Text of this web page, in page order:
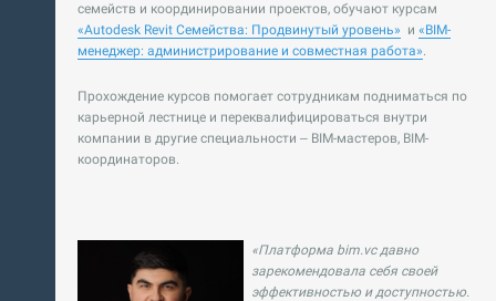
семейств и координировании проектов, обучают курсам
«Autodesk Revit Семейства: Продвинутый уровень» и «BIM-
менеджер: администрирование и совместная работа».
Прохождение курсов помогает сотрудникам подниматься по
карьерной лестнице и переквалифицироваться внутри
компании в другие специальности – BIM-мастеров, BIM-
координаторов.
«Платформа bim.vc давно
зарекомендовала себя своей
эффективностью и доступностью.